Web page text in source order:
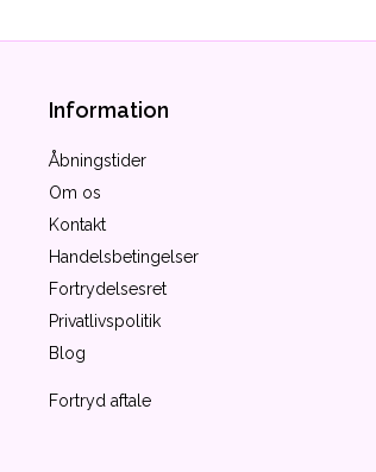
Information
Åbningstider
Om os
Kontakt
Handelsbetingelser
Fortrydelsesret
Privatlivspolitik
Blog
Fortryd aftale